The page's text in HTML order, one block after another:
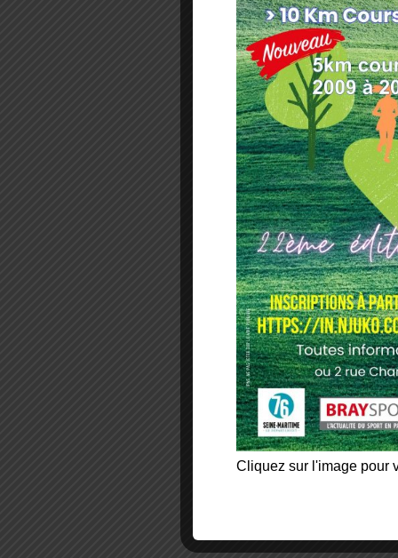
Cliquez sur l'image pour